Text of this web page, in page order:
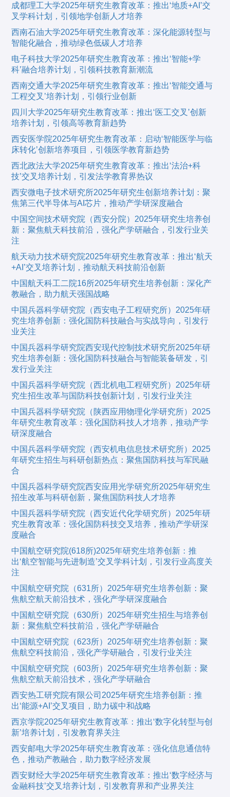
成都理工大学2025年研究生教育改革：推出‘地质+AI’交
叉学科计划，引领地学创新人才培养
西南石油大学2025年研究生教育改革：深化能源转型与
智能化融合，推动绿色低碳人才培养
电子科技大学2025年研究生教育改革：推出‘智能+学
科’融合培养计划，引领科技教育新潮流
西南交通大学2025年研究生教育改革：推出‘智能交通与
工程交叉’培养计划，引领行业创新
四川大学2025年研究生教育改革：推出‘医工交叉’创新
培养计划，引领高等教育新趋势
西安医学院2025年研究生教育改革：启动‘智能医学与临
床转化’创新培养项目，引领医学教育新趋势
西北政法大学2025年研究生教育改革：推出‘法治+科
技’交叉培养计划，引发法学教育界热议
西安微电子技术研究所2025年研究生创新培养计划：聚
焦第三代半导体与AI芯片，推动产学研深度融合
中国空间技术研究院（西安分院）2025年研究生培养创
新：聚焦航天科技前沿，强化产学研融合，引发行业关
注
航天动力技术研究院2025年研究生教育改革：推出‘航天
+AI’交叉培养计划，推动航天科技前沿创新
中国航天科工二院16所2025年研究生培养创新：深化产
教融合，助力航天强国战略
中国兵器科学研究院（西安电子工程研究所）2025年研
究生培养创新：强化国防科技融合与实战导向，引发行
业关注
中国兵器科学研究院西安现代控制技术研究所2025年研
究生培养创新：强化国防科技融合与智能装备研发，引
发行业关注
中国兵器科学研究院（西北机电工程研究所）2025年研
究生招生改革与国防科技创新计划，引发行业关注
中国兵器科学研究院（陕西应用物理化学研究所）2025
年研究生教育改革：强化国防科技人才培养，推动产学
研深度融合
中国兵器科学研究院（西安机电信息技术研究所）2025
年研究生招生与科研创新热点：聚焦国防科技与军民融
合
中国兵器科学研究院西安应用光学研究所2025年研究生
招生改革与科研创新，聚焦国防科技人才培养
中国兵器科学研究院（西安近代化学研究所）2025年研
究生教育改革：强化国防科技交叉培养，推动产学研深
度融合
中国航空研究院(618所)2025年研究生培养创新：推
出‘航空智能与先进制造’交叉学科计划，引发行业高度关
注
中国航空研究院（631所）2025年研究生培养创新：聚
焦航空航天前沿技术，强化产学研深度融合
中国航空研究院（630所）2025年研究生招生与培养创
新：聚焦航空科技前沿，强化产学研融合
中国航空研究院（623所）2025年研究生培养创新：聚
焦航空科技前沿，强化产学研融合，引发行业关注
中国航空研究院（603所）2025年研究生培养创新：聚
焦航空航天前沿技术，强化产学研融合
西安热工研究院有限公司2025年研究生培养创新：推
出‘能源+AI’交叉项目，助力碳中和战略
西京学院2025年研究生教育改革：推出‘数字化转型与创
新’培养计划，引发教育界关注
西安邮电大学2025年研究生教育改革：强化信息通信特
色，推动产教融合，助力数字经济发展
西安财经大学2025年研究生教育改革：推出‘数字经济与
金融科技’交叉培养计划，引发教育界和产业界关注